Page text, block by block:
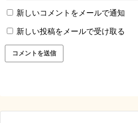
新しいコメントをメールで通知
新しい投稿をメールで受け取る